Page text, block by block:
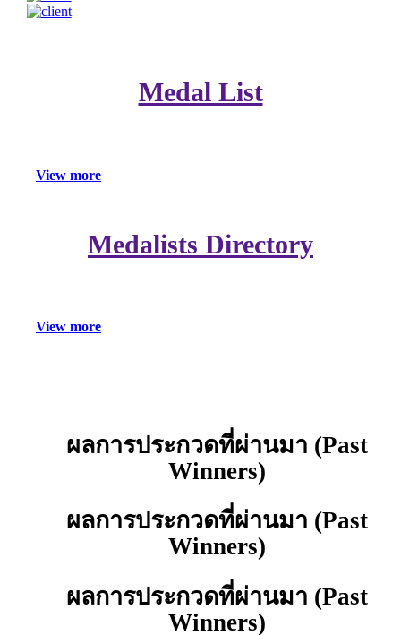
Medal List
View more
Medalists Directory
View more
ผลการประกวดที่ผ่านมา (Past
Winners)
ผลการประกวดที่ผ่านมา (Past
Winners)
ผลการประกวดที่ผ่านมา (Past
Winners)